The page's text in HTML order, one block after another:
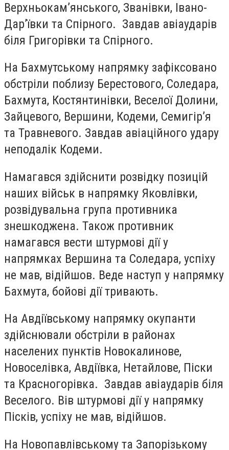
Верхньокам’янського, Званівки, Івано-
Дар’ївки та Спірного. Завдав авіаударів
біля Григорівки та Спірного.
На Бахмутському напрямку зафіксовано
обстріли поблизу Берестового, Соледара,
Бахмута, Костянтинівки, Веселої Долини,
Зайцевого, Вершини, Кодеми, Семигір’я
та Травневого. Завдав авіаційного удару
неподалік Кодеми.
Намагався здійснити розвідку позицій
наших військ в напрямку Яковлівки,
розвідувальна група противника
знешкоджена. Також противник
намагався вести штурмові дії у
напрямках Вершина та Соледара, успіху
не мав, відійшов. Веде наступ у напрямку
Бахмута, бойові дії тривають.
На Авдіївському напрямку окупанти
здійснювали обстріли в районах
населених пунктів Новокалинове,
Новоселівка, Авдіївка, Нетайлове, Піски
та Красногорівка. Завдав авіаударів біля
Веселого. Вів штурмові дії у напрямку
Пісків, успіху не мав, відійшов.
На Новопавлівському та Запорізькому